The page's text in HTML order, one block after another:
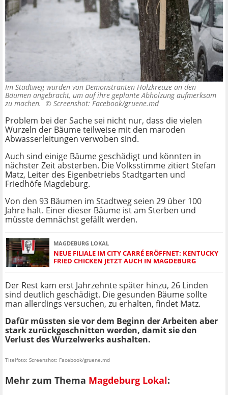
Im Stadtweg wurden von Demonstranten Holzkreuze an den
Bäumen angebracht, um auf ihre geplante Abholzung aufmerksam
zu machen. © Screenshot: Facebook/gruene.md
Problem bei der Sache sei nicht nur, dass die vielen
Wurzeln der Bäume teilweise mit den maroden
Abwasserleitungen verwoben sind.
Auch sind einige Bäume geschädigt und könnten in
nächster Zeit absterben. Die Volksstimme zitiert Stefan
Matz, Leiter des Eigenbetriebs Stadtgarten und
Friedhöfe Magdeburg.
Von den 93 Bäumen im Stadtweg seien 29 über 100
Jahre halt. Einer dieser Bäume ist am Sterben und
müsste demnächst gefällt werden.
MAGDEBURG LOKAL
NEUE FILIALE IM CITY CARRÉ ERÖFFNET: KENTUCKY
FRIED CHICKEN JETZT AUCH IN MAGDEBURG
Der Rest kam erst Jahrzehnte später hinzu, 26 Linden
sind deutlich geschädigt. Die gesunden Bäume sollte
man allerdings versuchen, zu erhalten, findet Matz.
Dafür müssten sie vor dem Beginn der Arbeiten aber
stark zurückgeschnitten werden, damit sie den
Verlust des Wurzelwerks aushalten.
Titelfoto: Screenshot: Facebook/gruene.md
Mehr zum Thema Magdeburg Lokal: